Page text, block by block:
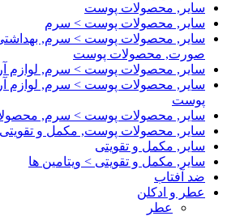
سایر, محصولات پوست
سایر, محصولات پوست > سرم
سایر, محصولات پوست > سرم,
صورت, محصولات پوست
سایر, محصولات پوست > سرم, لوازم
سایر, محصولات پوست > سرم, لوازم
پوست
سایر, محصولات پوست > سرم,
سایر, محصولات پوست, مکمل و تقویتی
سایر, مکمل و تقویتی
سایر, مکمل و تقویتی > ویتامین ها
ضد آفتاب
عطر و ادکلن
عطر